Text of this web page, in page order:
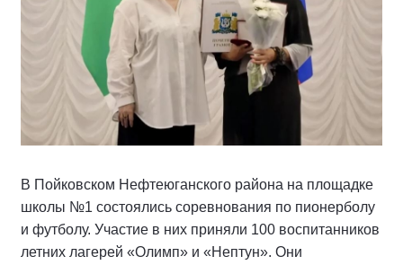
В Пойковском Нефтеюганского района на площадке
школы №1 состоялись соревнования по пионерболу
и футболу. Участие в них приняли 100 воспитанников
летних лагерей «Олимп» и «Нептун». Они